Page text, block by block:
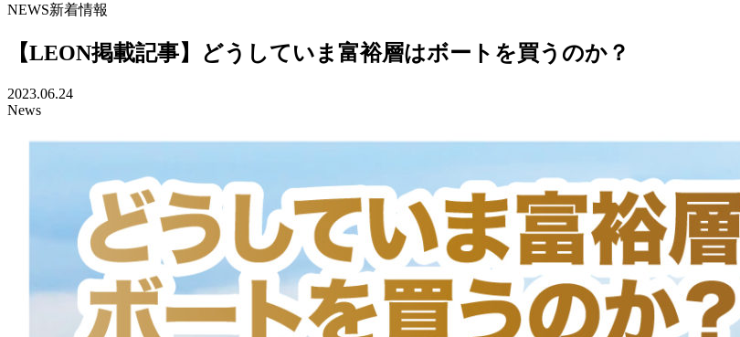
NEWS新着情報
【LEON掲載記事】どうしていま富裕層はボートを買うのか？
2023.06.24
News